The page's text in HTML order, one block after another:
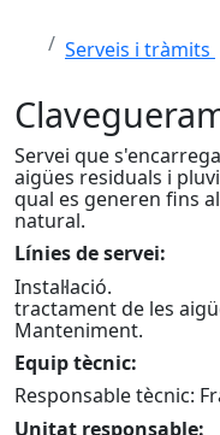
Serveis i tràmits
Servei que
aigües residuals i
qual es generen fins
natural.
Línies de servei:
Instal·lació.
tractament de les
Manteniment.
Equip tècnic:
Responsable tècnic:
Unitat responsable: